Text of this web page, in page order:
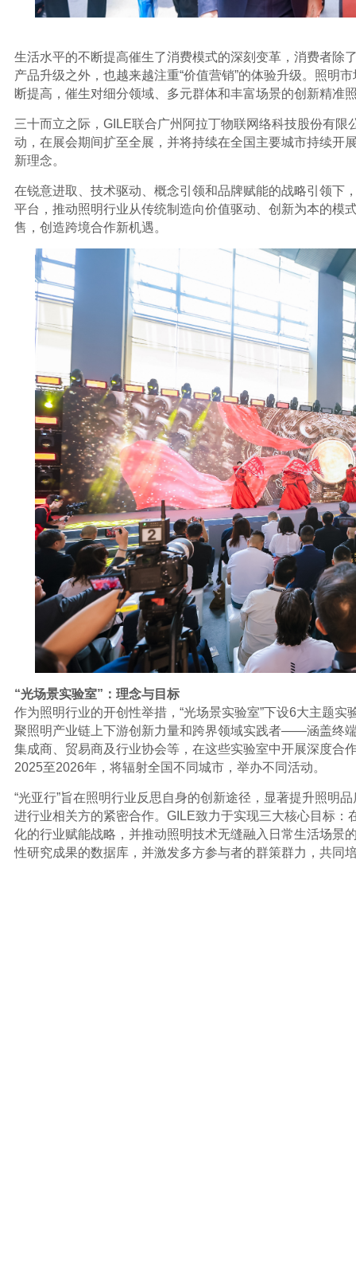
生活水平的不断提高催生了消费模式的深刻变革，消费者除
产品升级之外，也越来越注重“价值营销”的体验升级。照明
断提高，催生对细分领域、多元群体和丰富场景的创新精准
三十而立之际，GILE联合广州阿拉丁物联网络科技股份有限
动，在展会期间扩至全展，并将持续在全国主要城市持续开
新理念。
在锐意进取、技术驱动、概念引领和品牌赋能的战略引领下
平台，推动照明行业从传统制造向价值驱动、创新为本的模
售，创造跨境合作新机遇。
“光场景实验室”：理念与目标
作为照明行业的开创性举措，“光场景实验室”下设6大主题
聚照明产业链上下游创新力量和跨界领域实践者——涵盖终
集成商、贸易商及行业协会等，在这些实验室中开展深度合
2025至2026年，将辐射全国不同城市，举办不同活动。
“光亚行”旨在照明行业反思自身的创新途径，显著提升照明
进行业相关方的紧密合作。GILE致力于实现三大核心目标
化的行业赋能战略，并推动照明技术无缝融入日常生活场景
性研究成果的数据库，并激发多方参与者的群策群力，共同